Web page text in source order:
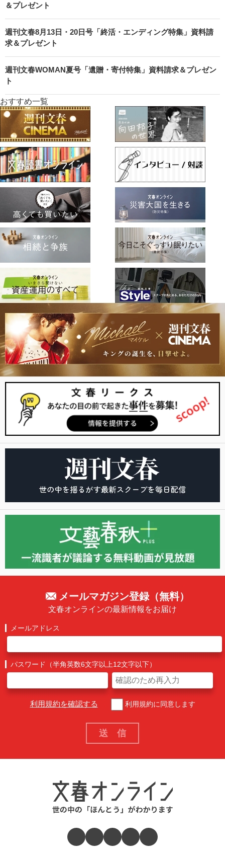
＆プレゼント
週刊文春8月13日・20日号「終活・エンディング特集」資料請
求＆プレゼント
週刊文春WOMAN夏号「遺贈・寄付特集」資料請求＆プレゼン
ト
おすすめ一覧
メールマガジン登録（無料）
文春オンラインの最新情報をお届け
メールアドレス
パスワード（半角英数6文字以上12文字以下）
利用規約を確認する 利用規約に同意します